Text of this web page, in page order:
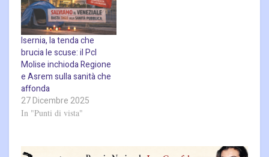
Isernia, la tenda che
brucia le scuse: il Pcl
Molise inchioda Regione
e Asrem sulla sanità che
affonda
27 Dicembre 2025
In "Punti di vista"